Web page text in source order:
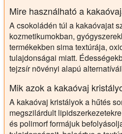
Mire használható a
A csokoládén túl a kakaóvajat
kozmetikumokban,
termékekben sima textúrája,
tulajdonságai miatt.
tejzsír növényi alapú
Mik azok a kakaóvaj
A kakaóvaj kristályok a hűtés
megszilárdult
és polimorf formájuk